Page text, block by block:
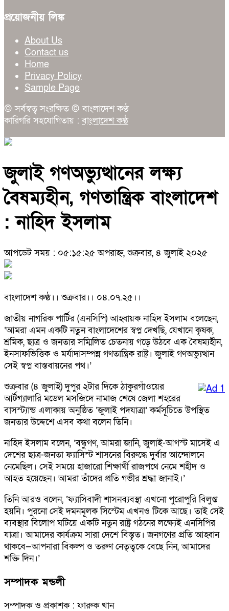
প্রয়োজনীয় লিঙ্ক
About Us
Contact us
Home
Privacy Policy
Sample Page
© সর্বস্বত্ব সংরক্ষিত © বাংলাদেশ কণ্ঠ
কারিগরি সহযোগিতায় :বাংলাদেশ কণ্ঠ
জুলাই গণঅভ্যুত্থানের লক্ষ্য
বৈষম্যহীন, গণতান্ত্রিক বাংলাদেশ
: নাহিদ ইসলাম
আপডেট সময় : ০৫:১৫:২৫ অপরাহ্ন, শুক্রবার, ৪ জুলাই ২০২৫
বাংলাদেশ কণ্ঠ।। শুক্রবার।। ০৪.০৭.২৫।।
জাতীয় নাগরিক পার্টির (এনসিপি) আহ্বায়ক নাহিদ ইসলাম বলেছেন,
‘আমরা এমন একটি নতুন বাংলাদেশের স্বপ্ন দেখছি, যেখানে কৃষক,
শ্রমিক, ছাত্র ও জনতার সম্মিলিত চেতনায় গড়ে উঠবে এক বৈষম্যহীন,
ইনসাফভিত্তিক ও মর্যাদাসম্পন্ন গণতান্ত্রিক রাষ্ট্র। জুলাই গণঅভ্যুত্থান
সেই স্বপ্ন বাস্তবায়নের পথ।’
শুক্রবার (৪ জুলাই) দুপুর ২টার দিকে ঠাকুরগাঁওয়ের
আর্টগ্যালারি মডেল মসজিদে নামাজ শেষে জেলা শহরের
বাসস্ট্যান্ড এলাকায় অনুষ্ঠিত ‘জুলাই পদযাত্রা’ কর্মসূচিতে উপস্থিত
জনতার উদ্দেশে এসব কথা বলেন তিনি।
নাহিদ ইসলাম বলেন, ‘বন্ধুগণ, আমরা জানি, জুলাই-আগস্ট মাসেই এ
দেশের ছাত্র-জনতা ফ্যাসিস্ট শাসনের বিরুদ্ধে দুর্বার আন্দোলনে
নেমেছিল। সেই সময়ে হাজারো শিক্ষার্থী রাজপথে নেমে শহীদ ও
আহত হয়েছেন। আমরা তাঁদের প্রতি গভীর শ্রদ্ধা জানাই।’
তিনি আরও বলেন, ‘ফ্যাসিবাদী শাসনব্যবস্থা এখনো পুরোপুরি বিলুপ্ত
হয়নি। পুরনো সেই দমনমূলক সিস্টেম এখনও টিকে আছে। তাই সেই
ব্যবস্থার বিলোপ ঘটিয়ে একটি নতুন রাষ্ট্র গঠনের লক্ষ্যেই এনসিপির
যাত্রা। আমাদের কার্যক্রম সারা দেশে বিস্তৃত। জনগণের প্রতি আহ্বান
থাকবে—আপনারা বিকল্প ও তরুণ নেতৃত্বকে বেছে নিন, আমাদের
শক্তি দিন।’
সম্পাদক মন্ডলী
সম্পাদক ও প্রকাশক : ফারুক খান